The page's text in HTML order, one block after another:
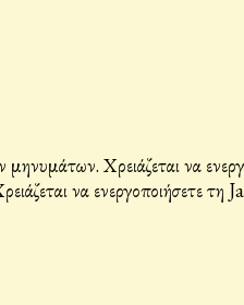
Χρειάζεται να
να ενεργοποιήσετε τη